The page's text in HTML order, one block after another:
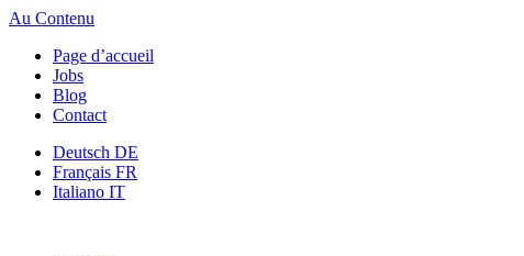
Au Contenu
Page d’accueil
Jobs
Blog
Contact
Deutsch DE
Français FR
Italiano IT